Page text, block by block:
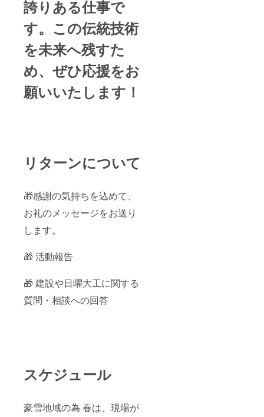
誇りある仕事で
す。この伝統技術
を未来へ残すた
め、ぜひ応援をお
願いいたします！
リターンについて
🎁感謝の気持ちを込めて、
お礼のメッセージをお送り
します。
🎁 活動報告
🎁 建設や日曜大工に関する
質問・相談への回答
スケジュール
豪雪地域の為 春は、現場が